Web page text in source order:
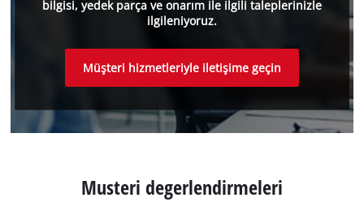
bilgisi, yedek parça ve onarım ile ilgili taleplerinizle
ilgileniyoruz.
Müşteri hizmetleriyle iletişime geçin
Musteri degerlendirmeleri